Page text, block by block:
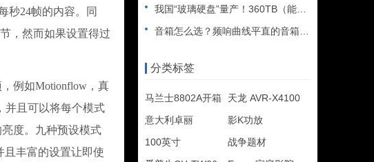
秒24帧的内容。同
，然而如果设置得过
例如Motionflow，真
并且可以将每个模式
度。九种预设模式
且丰富的设置让即使
我国“玻璃硬盘”量产！360TB（能装2.5万部电影），10
音箱怎么选？频响曲线平直的音箱一定好听吗？
分类标签
马兰士8802A开箱
天龙 AVR-X4100
意大利卓丽
影K功放
100英寸
战争题材